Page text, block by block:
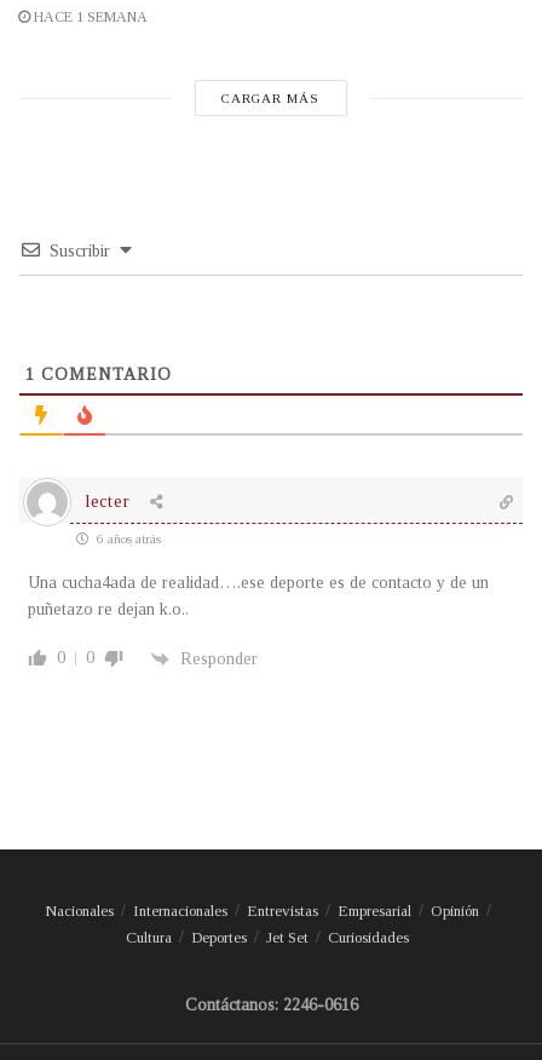
HACE 1 SEMANA
CARGAR MÁS
Suscribir
1 COMENTARIO
lecter
6 años atrás
Una cucha4ada de realidad….ese deporte es de contacto y de un
puñetazo re dejan k.o..
0 0 Responder
Nacionales Internacionales Entrevistas Empresarial
Opinión
Cultura
Deportes Jet Set Curiosidades
Contáctanos: 2246-0616